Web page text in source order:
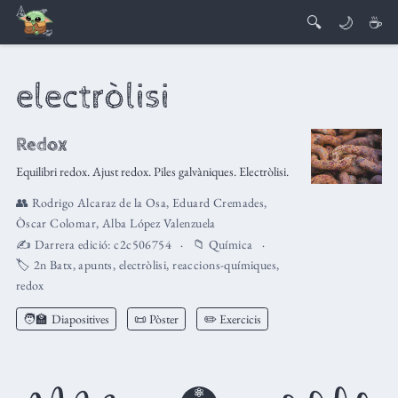
🔍 🌙 ☕
electròlisi
Redox
Equilibri redox. Ajust redox. Piles galvàniques. Electròlisi.
👥 Rodrigo Alcaraz de la Osa, Eduard Cremades,
Òscar Colomar,Alba López Valenzuela
✍️ Darrera edició:c2c506754 📁 Química
🏷️ 2n Batx,apunts, electròlisi,reaccions-químiques,
redox
🧑‍🏫 Diapositives 📜 Pòster ✏️ Exercicis